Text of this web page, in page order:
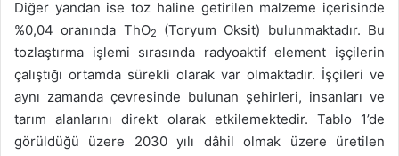
Diğer yandan ise toz haline getirilen malzeme içerisinde
%0,04 oranında ThO2
(Toryum Oksit) bulunmaktadır. Bu
tozlaştırma işlemi sırasında radyoaktif element işçilerin
çalıştığı ortamda sürekli olarak var olmaktadır. İşçileri ve
aynı zamanda çevresinde bulunan şehirleri, insanları ve
tarım alanlarını direkt olarak etkilemektedir. Tablo 1’de
görüldüğü üzere 2030 yılı dâhil olmak üzere üretilen